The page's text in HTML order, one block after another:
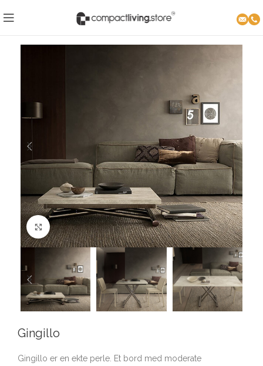
Click to enlarge
Gingillo
Gingillo er en ekte perle. Et bord med moderate